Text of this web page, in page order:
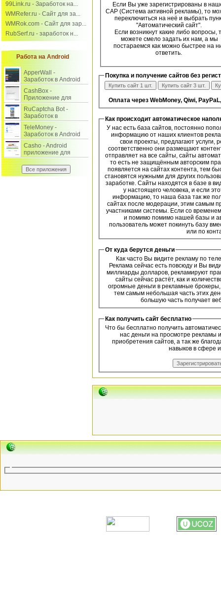
99Link.ru - Заработок на...
WMRefer.ru - Сайт для за...
WMRok.com - Сайт для зар...
RubSerf.ru - заработок н...
Работа на Android
ApperWall -
Заработок в Android
приложении и на
сайте.
CashBox -
Приложение для
заработка на
выполнении заданий.
RuCaptcha Bot -
Заработок в
интернете на вводе
капчи через Android.
TeleMoney -
Заработок в Android
на выполнении
заданий.
Casho - Android
приложение для
заработка на
заданиях.
Если Вы уже зарегистрированы в
САР (Система активной рекламы), то
переключиться на неё и выбрать
"Автоматический сайт".
Если возникнут какие либо вопросы,
можете смело задать их нам, а мы
постараемся как можно быстрее на
ответить.
Покупка и получение сайтов без
Оплата через WebMoney, Qiwi,
Как происходит автоматическое
У нас есть база сайтов, постоянно
информацию от наших клиентов
свои проекты, предлагают услуги,
соответственно они размещают
отправляет на все сайты, сайты
то есть не защищённым авторским
появляется на сайтах контента, тем
становятся нужными для других
заработке. Сайты находятся в базе в
у настоящего человека, и если
информацию, то наша база так же
сайтах после модерации, этим самым
участниками системы. Если со
и помимо помимо нашей базы и
пользователь может покинуть базу
или по
От куда берутся деньги
Как часто Вы видите рекламу по
Реклама сейчас есть повсюду и Вы
миллиарды долларов, рекламируют
сайты сейчас растёт, как и
огромные деньги в рекламные
тем самым небольшая часть этих
большую часть получает
Как получить сайт бесплатно
Что бы бесплатно получить
нас деньги на просмотре рекламы
приобретения сайтов, а так же
навыков в сфере